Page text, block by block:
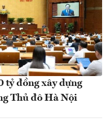
tỷ đồng xây dựng
Thủ đô Hà Nội